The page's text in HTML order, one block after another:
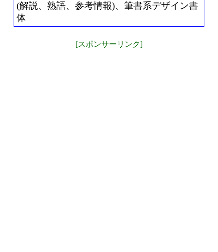
(解説、熟語、参考情報)、筆書系デザイン書
体
[スポンサーリンク]